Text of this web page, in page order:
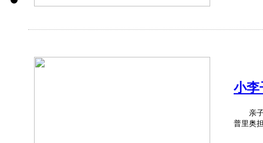
小李
亲子
普里奥